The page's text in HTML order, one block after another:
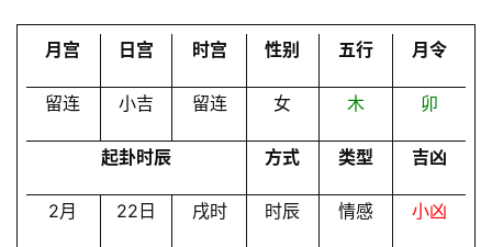
员
月宫 日宫 时宫 性别 五行 月令
留连 小吉 留连 女 木 卯
起卦时辰 方式 类型 吉凶
2月 22日 戌时 时辰 情感 小凶